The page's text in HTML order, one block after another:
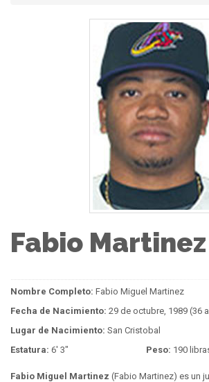
Fabio Martinez
Nombre Completo: Fabio Miguel Martinez
Fecha de Nacimiento: 29 de octubre, 1989 (36
Lugar de Nacimiento: San Cristobal
Estatura: 6' 3" Peso: 190
Fabio Miguel Martinez (Fabio Martinez) es un